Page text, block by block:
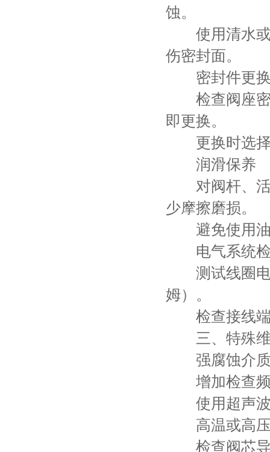
蚀。
使用清水或
伤密封面。
密封件更
检查阀座密
即更换。
更换时选择
润滑保养
对阀杆、活
少摩擦磨损。
避免使用油
电气系统
测试线圈电
姆）。
检查接线端
三、特殊维
强腐蚀介质
增加检查频
使用超声波
高温或高压
检查阀芯导